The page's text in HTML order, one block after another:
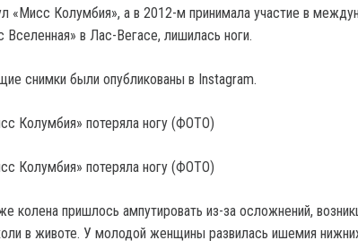
«Мисс Колумбия», а в 2012-м принимала участие в
в Лас-Вегасе, лишилась ноги.
снимки были опубликованы в Instagram.
колена пришлось ампутировать из-за осложнений,
в животе. У молодой женщины развилась ишемия